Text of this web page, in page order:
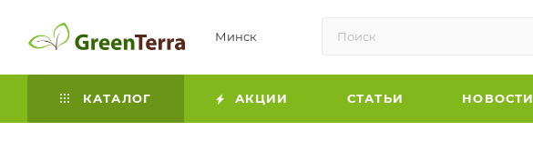
Минск
КАТАЛОГ АКЦИИ СТАТЬИ НОВОСТИ